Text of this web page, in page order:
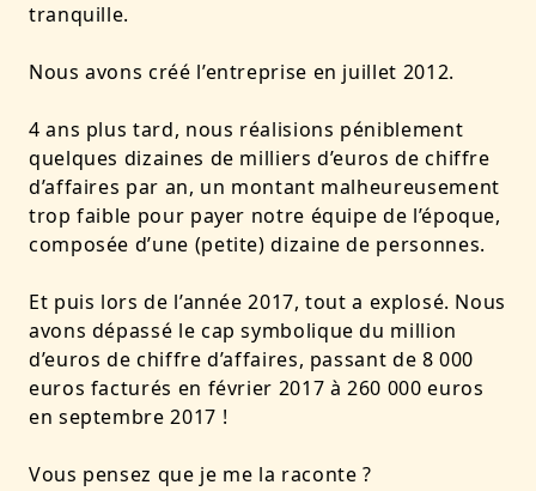
tranquille.
Nous avons créé l’entreprise en juillet 2012.
4 ans plus tard, nous réalisions péniblement
quelques dizaines de milliers d’euros de chiffre
d’affaires par an, un montant malheureusement
trop faible pour payer notre équipe de l’époque,
composée d’une (petite) dizaine de personnes.
Et puis lors de l’année 2017, tout a explosé. Nous
avons dépassé le cap symbolique du million
d’euros de chiffre d’affaires, passant de 8 000
euros facturés en février 2017 à 260 000 euros
en septembre 2017 !
Vous pensez que je me la raconte ?